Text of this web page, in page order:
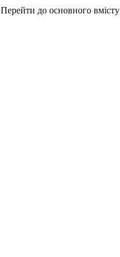
Перейти до основного вмісту